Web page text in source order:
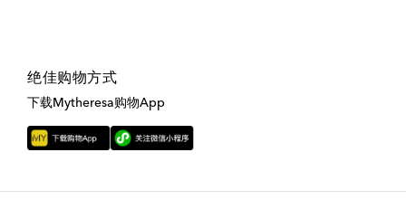
绝佳购物方式
下载Mytheresa购物App